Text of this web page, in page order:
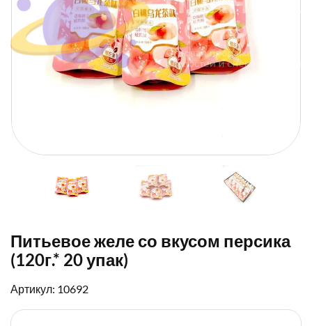
Питьевое желе со вкусом персика
(120г.* 20 упак)
Артикул: 10692